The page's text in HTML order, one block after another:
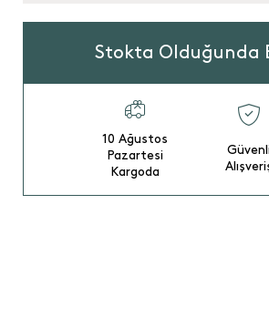
Stokta Olduğunda
10 Ağustos
Pazartesi
Kargoda
Güvenli